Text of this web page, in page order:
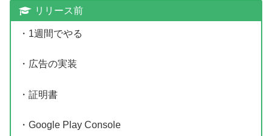
リリース前
・1週間でやる
・広告の実装
・証明書
・Google Play Console